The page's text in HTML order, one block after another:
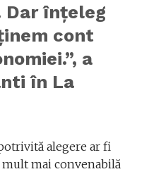
înțeleg
cont
a
în La
alegere ar fi
mult mai convenabilă